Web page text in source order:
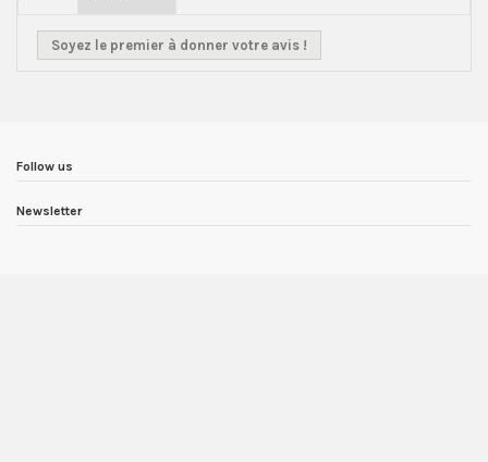
Soyez le premier à donner votre avis !
Follow us
Newsletter